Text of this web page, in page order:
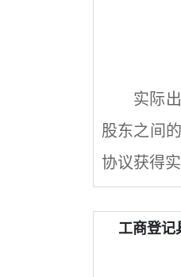
实际
股东之间
协议获得
工商登记